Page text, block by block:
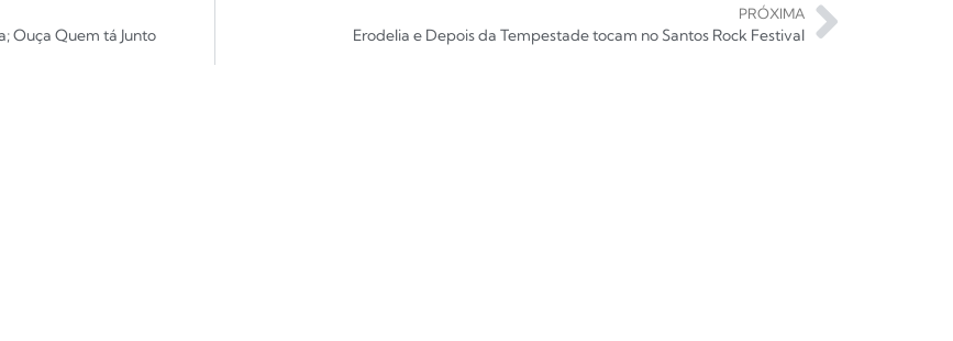
Ouça Quem tá Junto
PRÓXIMA
Erodelia e Depois da Tempestade tocam no Santos Rock Festival